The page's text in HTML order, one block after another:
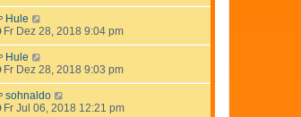
Hule
Fr Dez 28, 2018 9:04 pm
Hule
Fr Dez 28, 2018 9:03 pm
sohnaldo
Fr Jul 06, 2018 12:21 pm